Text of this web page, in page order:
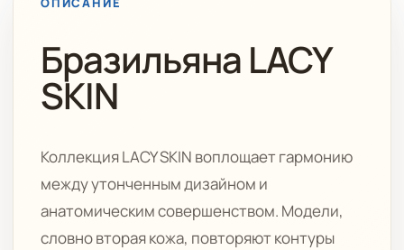
Бразильяна LACY
SKIN
Коллекция LACY SKIN воплощает гармонию
между утонченным дизайном и
анатомическим совершенством. Модели,
словно вторая кожа, повторяют контуры